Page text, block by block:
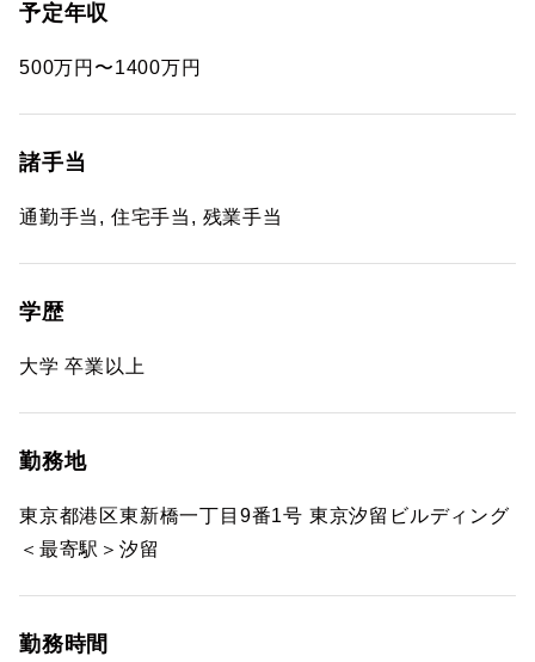
予定年収
500万円〜1400万円
諸手当
通勤手当, 住宅手当, 残業手当
学歴
大学 卒業以上
勤務地
東京都港区東新橋一丁目9番1号 東京汐留ビルディング
＜最寄駅＞汐留
勤務時間